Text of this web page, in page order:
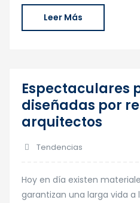
Leer Más
Espectaculares
diseñadas por
arquitectos
Tendencias
Hoy en día existen
garantizan una larga vida a